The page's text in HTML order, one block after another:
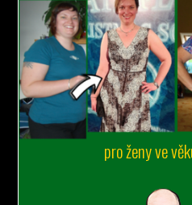
pro ženy ve